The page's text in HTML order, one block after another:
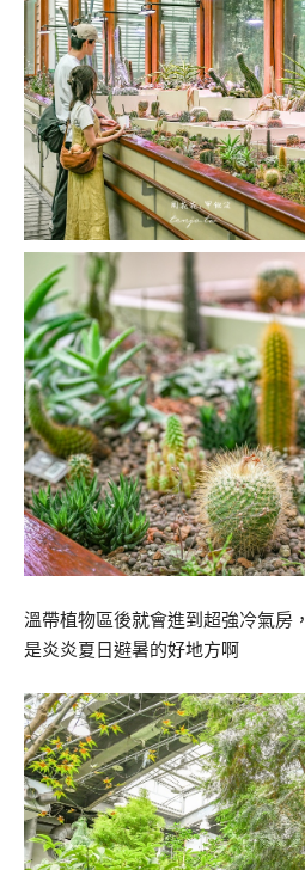
溫帶植物區後就會進到超強冷氣房，
是炎炎夏日避暑的好地方啊